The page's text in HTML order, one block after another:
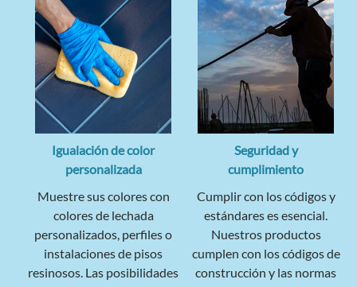
Igualación de color
personalizada
Muestre sus colores con
colores de lechada
personalizados, perfiles o
instalaciones de pisos
resinosos. Las posibilidades
Seguridad y
cumplimiento
Cumplir con los códigos y
estándares es esencial.
Nuestros productos
cumplen con los códigos de
construcción y las normas